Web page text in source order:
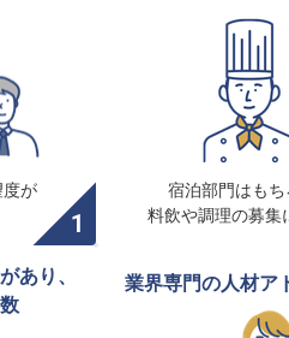
が
宿泊部門はもち
料飲や調理の募集
あり、
業界専門の人材ア